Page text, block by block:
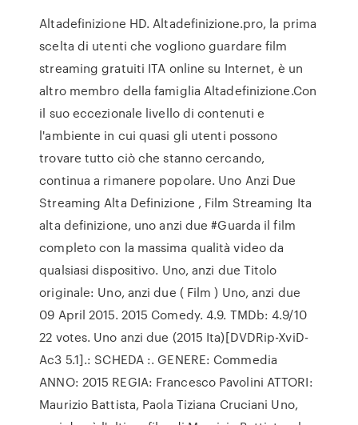
Altadefinizione HD. Altadefinizione.pro, la prima
scelta di utenti che vogliono guardare film
streaming gratuiti ITA online su Internet, è un
altro membro della famiglia Altadefinizione.Con
il suo eccezionale livello di contenuti e
l'ambiente in cui quasi gli utenti possono
trovare tutto ciò che stanno cercando,
continua a rimanere popolare. Uno Anzi Due
Streaming Alta Definizione , Film Streaming Ita
alta definizione, uno anzi due #Guarda il film
completo con la massima qualità video da
qualsiasi dispositivo. Uno, anzi due Titolo
originale: Uno, anzi due ( Film ) Uno, anzi due
09 April 2015. 2015 Comedy. 4.9. TMDb: 4.9/10
22 votes. Uno anzi due (2015 Ita)[DVDRip-XviD-
Ac3 5.1].: SCHEDA :. GENERE: Commedia
ANNO: 2015 REGIA: Francesco Pavolini ATTORI:
Maurizio Battista, Paola Tiziana Cruciani Uno,